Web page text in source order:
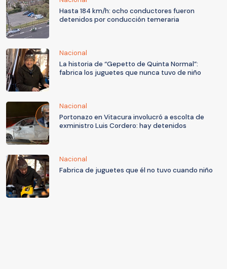
Hasta 184 km/h: ocho conductores fueron
detenidos por conducción temeraria
Nacional
La historia de “Gepetto de Quinta Normal”:
fabrica los juguetes que nunca tuvo de niño
Nacional
Portonazo en Vitacura involucró a escolta de
exministro Luis Cordero: hay detenidos
Nacional
Fabrica de juguetes que él no tuvo cuando niño